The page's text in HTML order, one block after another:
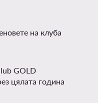
на клуба
GOLD
цялата година